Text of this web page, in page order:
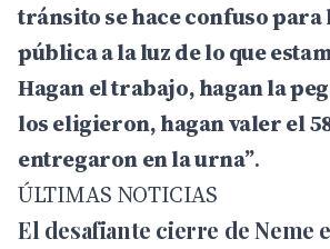
tránsito se hace confuso
pública a la luz de lo que
Hagan el trabajo, hagan la
los eligieron, hagan valer el
entregaron en la urna”.
ÚLTIMAS NOTICIAS
El desafiante cierre de Neme